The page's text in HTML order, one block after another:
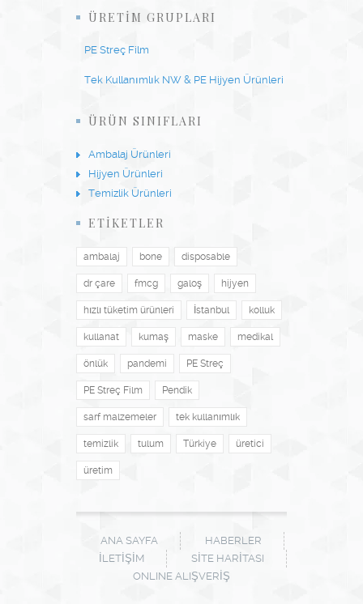
ÜRETIM GRUPLARI
PE Streç Film
Tek Kullanımlık NW & PE Hijyen Ürünleri
ÜRÜN SINIFLARI
Ambalaj Ürünleri
Hijyen Ürünleri
Temizlik Ürünleri
ETİKETLER
ambalaj bone disposable
dr çare fmcg galoş hijyen
hızlı tüketim ürünleri İstanbul kolluk
kullanat kumaş maske medikal
önlük pandemi PE Streç
PE Streç Film Pendik
sarf malzemeler tek kullanımlık
temizlik tulum Türkiye üretici
üretim
ANA SAYFA
HABERLER
İLETIŞIM
SITE HARITASI
ONLINE ALIŞVERİŞ